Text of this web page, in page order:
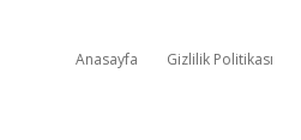
Anasayfa Gizlilik Politikası